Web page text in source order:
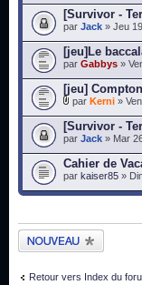
[Survivor -
par Jack » Jeu
[jeu]Le
par Gabbys »
[jeu]
par Kerni »
[Survivor -
par Jack » Mar
Cahier de
par kaiser85 »
Publier un nouveau
sujet
Retour vers Index du